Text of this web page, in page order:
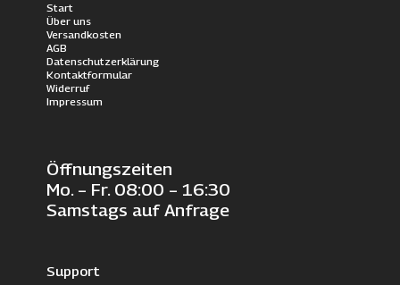
Start
Über uns
Versandkosten
AGB
Datenschutzerklärung
Kontaktformular
Widerruf
Impressum
Öffnungszeiten
Mo. – Fr. 08:00 – 16:30
Samstags auf Anfrage
Support